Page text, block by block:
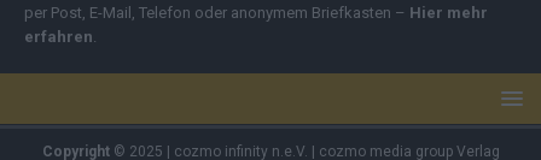
per Post, E-Mail, Telefon oder anonymem Briefkasten – Hier mehr
erfahren.
Copyright© 2025 | cozmo infinity n.e.V. | cozmo media group Verlag